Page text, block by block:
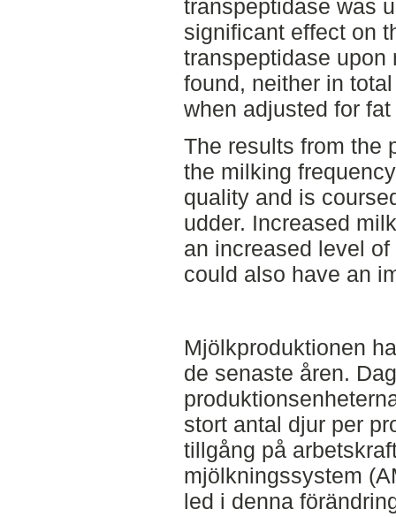
transpeptidase was
significant effect on
transpeptidase
found, neither in
when adjusted for
The results from the
the milking
quality and is
udder. Increased
an increased level
could also have an
Mjölkproduktionen
de senaste åren.
stort antal djur per
tillgång på
mjölkningssystem
led i denna